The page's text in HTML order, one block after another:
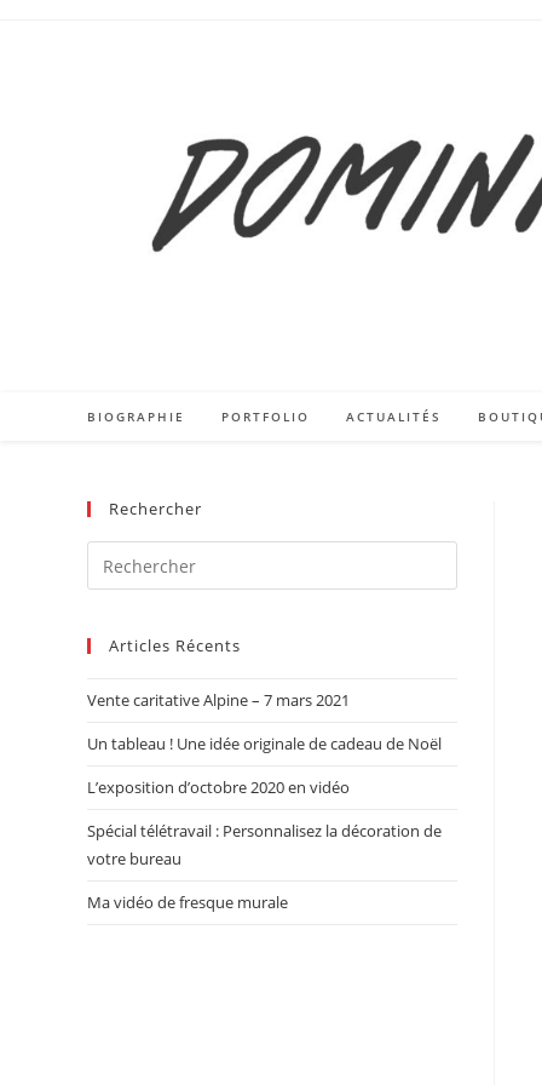
BIOGRAPHIE PORTFOLIO ACTUALITÉS
Rechercher
Articles Récents
Vente caritative Alpine – 7 mars 2021
Un tableau ! Une idée originale de cadeau de Noël
L’exposition d’octobre 2020 en vidéo
Spécial télétravail : Personnalisez la décoration de
votre bureau
Ma vidéo de fresque murale